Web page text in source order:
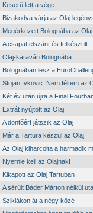
Keserű lett a vége
Bizakodva várja az Olaj
Megérkezett Bolognába az Olaj
A csapat elszánt és felkészült
Olaj-karaván Bolognába
Bolognában lesz a
Stojan Ivkovic: Nem féltem az
Két év után újra a Final
Extrát nyújtott az Olaj
A döntőért játszik az Olaj
Már a Tartura készül az Olaj
Az Olaj kiharcolta a harmadik
Nyernie kell az Olajnak!
Kikapott az Olaj Tartuban
A sérült Báder Márton nélkül
Sziklákon át a négy közé